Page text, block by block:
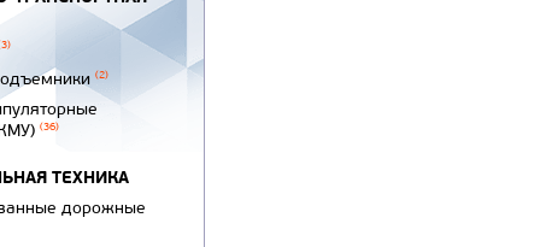
(2)
(36)
ТЕХНИКА
дорожные